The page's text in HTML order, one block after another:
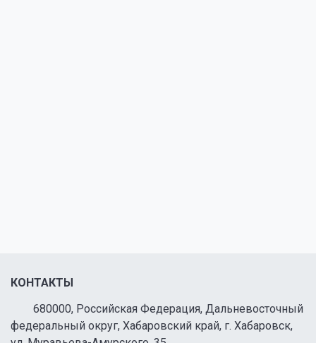
КОНТАКТЫ
680000, Российская Федерация, Дальневосточный
федеральный округ, Хабаровский край, г. Хабаровск,